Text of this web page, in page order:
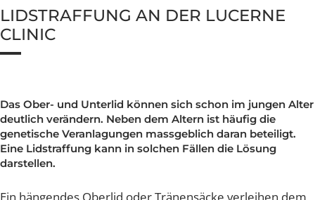
Brustverkleinerung
BreastExpert Brust Zweitmeinung
3D-Simulation
Sculptra Body
Faltenbehandlung Injections
Liquid Facelift
Profhilo
Sculptra
Hylase
Whatsapp Community
Patientenstories
Celebrities
Blog
LIDSTRAFFUNG AN DER LUCERNE
CLINIC
Das Ober- und Unterlid können sich schon im jungen
deutlich verändern. Neben dem Altern ist häufig die
genetische Veranlagungen massgeblich daran beteiligt.
Nachsorge und Heilung
Risiken
Preise
Celebrities
Nachsorge und Heilung
Risiken
Preise
Häufige Fragen
Patientenstorys
Celebrities
Nachsorge und Heilung
Risiken
Preise
Nachsorge und Heilung
Risiken
Preise
Patientenstorys
Celebrities
Nachsorge und Heilung
Risiken
Preise
Patientenstorys
Preise
Häufige Fragen